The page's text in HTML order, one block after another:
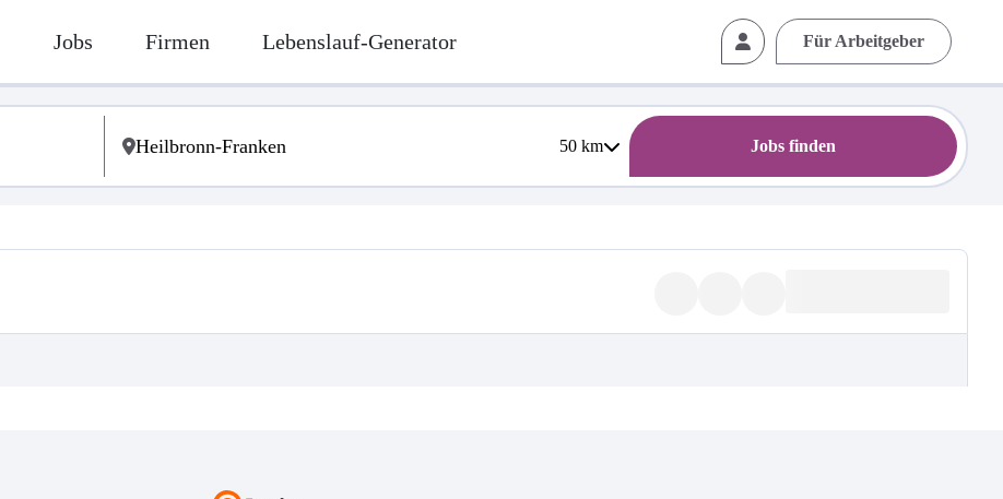
Jobs Firmen Lebenslauf-Generator Für Arbeitgeber
50km Jobs finden